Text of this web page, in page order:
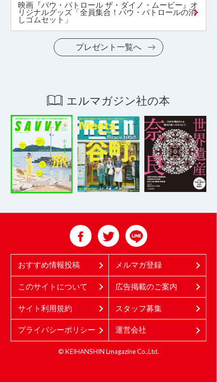
映画『パウ・パトロール ザ・ダイノ・ムービー』オ
リジナルグッズ「全員集合！パウ・パトロールの消
しゴムセット」
プレゼント一覧へ
エルマガジン社の本
おすすめ情報投稿 メルマガ登録
このサイトについて 広告掲載のご案内
サイト利用規約 スタッフ募集
プライバシーポリシー 運営会社
© KEIHANSHIN Lmagazine Co.,Ltd.